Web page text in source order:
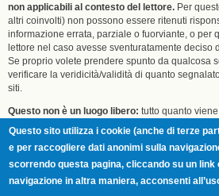
non applicabili al contesto del lettore. Per
altri coinvolti) non possono essere ritenuti
informazione errata, parziale o fuorviante, o per
lettore nel caso avesse sventuratamente deciso
Se proprio volete prendere spunto da qualcosa
verificare la veridicità/validità di quanto
siti.
Questo non è un luogo libero: tutto quanto
può censurare del tutto o in parte qualunque
rendere conto di questo a nessuno. Se non vi
minchia andate pure da un'altra parte, tanto qua
Tutti i loghi e marchi riportati in questo sito sono
Questo sito utilizza i cookie (anche di terze
e per raccogliere dati anonimi sulla
scorrendo questa pagina, cliccando su un link
navigazione in altra maniera, acconsenti